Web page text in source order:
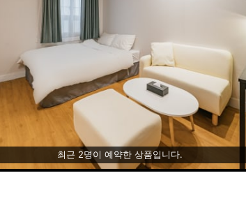
최근 2명이 예약한 상품입니다.